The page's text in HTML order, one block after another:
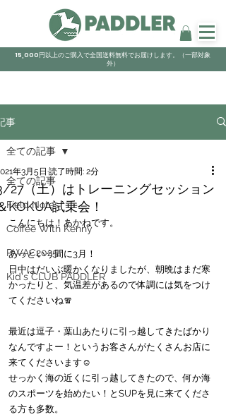
15,000円以上のご購入で全国送料無料でお届けします。（一部対象
外）
事
全ての記事
Field Notes
Coffee With Kenny
PWAC2025
Kid's CLUB PADDLER
全ての記事
27（土）はトレーニングセッション
KOKUA試乗会！
年3月5日 読了時間: 2分
こんにちは！あかねです。
あっという間に3月！
日中はだいぶ暖かくなりましたが、朝晩はまだ寒
かったりと、気温差があるので体調には気をつけ
てくださいね🧣
最近は逗子・葉山あたりに引っ越してきたばかり
なんですよー！というお客さんがたくさんお店に
来てくださいます☺️
せっかく海の近くに引っ越してきたので、何か海
のスポーツを始めたい！とSUPを見に来てくださ
る方も多数。